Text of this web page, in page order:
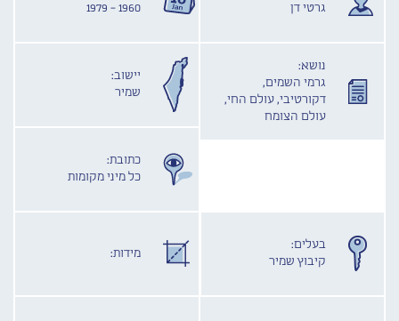
גרטי דן
1960 - 1979
נושא:
גרמי השמים,
דקורטיבי, עולם החי,
עולם הצומח
יישוב:
שמיר
כתובת:
כל מיני מקומות
בעלים:
קיבוץ שמיר
מידות: